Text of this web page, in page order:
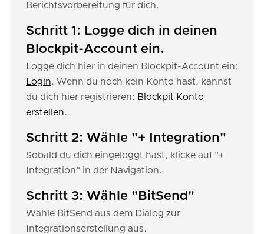
Berichtsvorbereitung für dich.
Schritt 1: Logge dich in deinen
Blockpit-Account ein.
Logge dich hier in deinen Blockpit-Account ein:
Login. Wenn du noch kein Konto hast, kannst
du dich hier registrieren: Blockpit Konto
erstellen.
Schritt 2: Wähle "+ Integration"
Sobald du dich eingeloggt hast, klicke auf "+
Integration" in der Navigation.
Schritt 3: Wähle "BitSend"
Wähle BitSend aus dem Dialog zur
Integrationserstellung aus.